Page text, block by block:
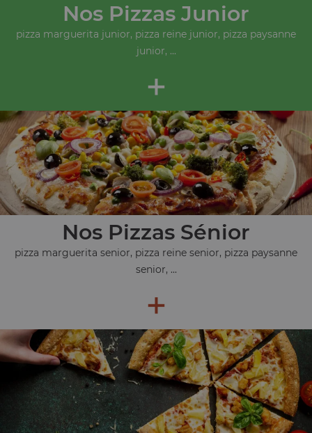
Nos Pizzas Junior
pizza marguerita junior, pizza reine junior, pizza paysanne
junior, ...
+
Nos Pizzas Sénior
pizza marguerita senior, pizza reine senior, pizza paysanne
senior, ...
+